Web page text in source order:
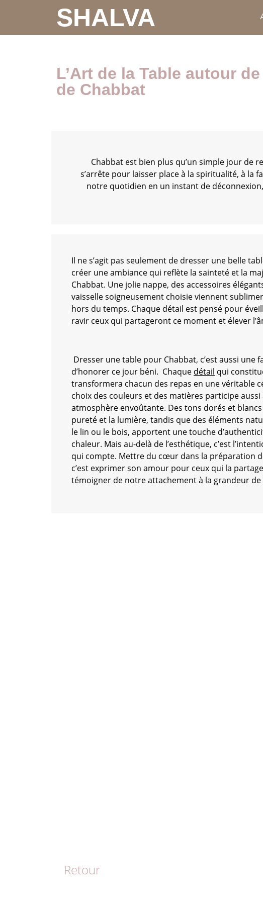
SHALVA
L’Art de la Table autour
de Chabbat
Chabbat est bien plus qu’un simple jour de
s’arrête pour laisser place à la spiritualité, à la
notre quotidien en un instant de
Il ne s’agit pas seulement de dresser une belle
créer une ambiance qui reflète la sainteté et la
Chabbat. Une jolie nappe, des accessoires
vaisselle soigneusement choisie viennent
hors du temps. Chaque détail est pensé pour
ravir ceux qui partageront ce moment et élever
Dresser une table pour Chabbat, c’est aussi une
d’honorer ce jour béni. Chaque détail qui
transformera chacun des repas en une véritable
choix des couleurs et des matières participe aussi
atmosphère envoûtante. Des tons dorés et
pureté et la lumière, tandis que des éléments
le lin ou le bois, apportent une touche
chaleur. Mais au-delà de l’esthétique, c’est
qui compte. Mettre du cœur dans la préparation
c’est exprimer son amour pour ceux qui la
témoigner de notre attachement à la grandeur de
Retour